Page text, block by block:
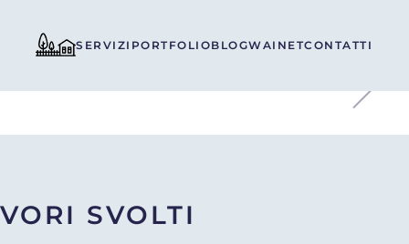
SERVIZI PORTFOLIOBLOGWAINETCONTATTI
SVOLTI